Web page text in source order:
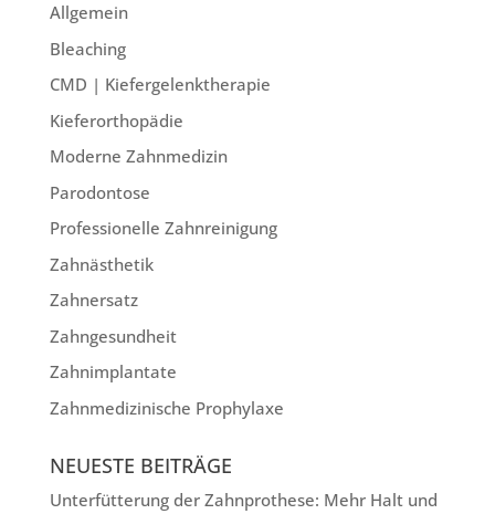
Allgemein
Bleaching
CMD | Kiefergelenktherapie
Kieferorthopädie
Moderne Zahnmedizin
Parodontose
Professionelle Zahnreinigung
Zahnästhetik
Zahnersatz
Zahngesundheit
Zahnimplantate
Zahnmedizinische Prophylaxe
NEUESTE BEITRÄGE
Unterfütterung der Zahnprothese: Mehr Halt und